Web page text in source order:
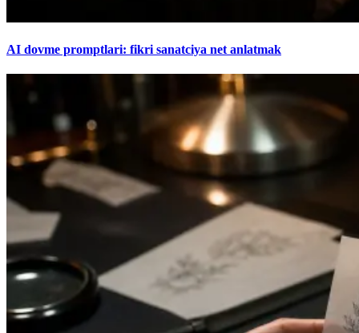
AI dovme promptlari: fikri sanatciya net anlatmak